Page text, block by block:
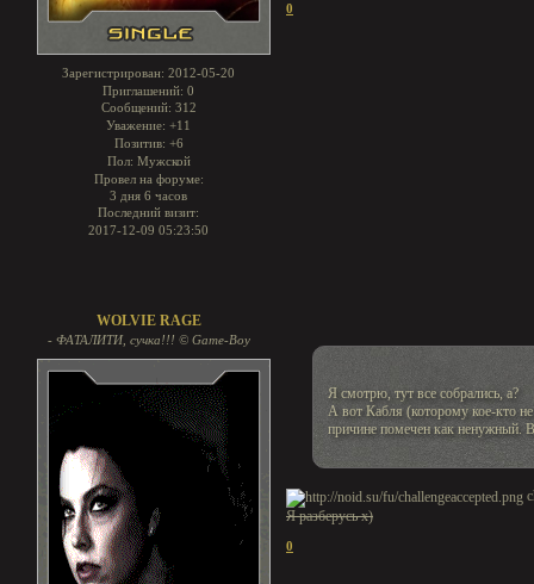
Зарегистрирован: 2012-05-20
Приглашений: 0
Сообщений: 312
Уважение: +11
Позитив: +6
Пол: Мужской
Провел на форуме:
3 дня 6 часов
Последний визит:
2017-12-09 05:23:50
0
WOLVIE RAGE
- ФАТАЛИТИ, сучка!!! © Game-Boy
Я смотрю, тут все собрались, а?
А вот Кабля (которому кое-кто
причине помечен как ненужный.
Я разберусь х)
0